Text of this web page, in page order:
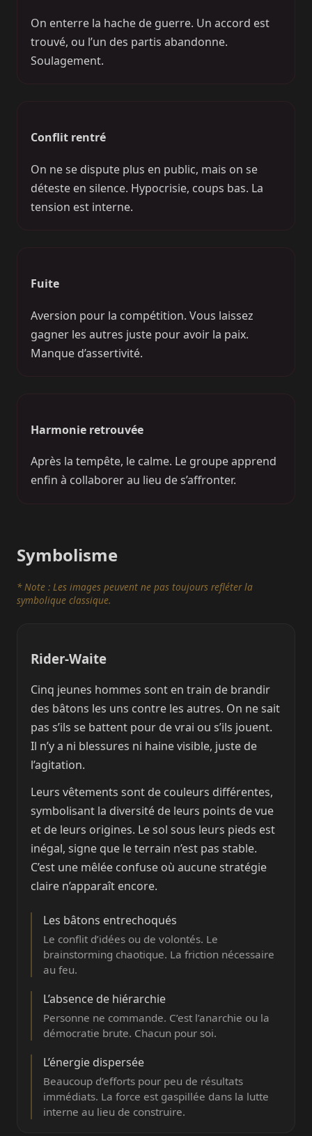
On enterre la hache de guerre. Un accord est
trouvé, ou l’un des partis abandonne.
Soulagement.
Conflit rentré
On ne se dispute plus en public, mais on se
déteste en silence. Hypocrisie, coups bas. La
tension est interne.
Fuite
Aversion pour la compétition. Vous laissez
gagner les autres juste pour avoir la paix.
Manque d’assertivité.
Harmonie retrouvée
Après la tempête, le calme. Le groupe apprend
enfin à collaborer au lieu de s’affronter.
Symbolisme
* Note : Les images peuvent ne pas toujours refléter la
symbolique classique.
Rider-Waite
Cinq jeunes hommes sont en train de brandir
des bâtons les uns contre les autres. On ne sait
pas s’ils se battent pour de vrai ou s’ils jouent.
Il n’y a ni blessures ni haine visible, juste de
l’agitation.
Leurs vêtements sont de couleurs différentes,
symbolisant la diversité de leurs points de vue
et de leurs origines. Le sol sous leurs pieds est
inégal, signe que le terrain n’est pas stable.
C’est une mêlée confuse où aucune stratégie
claire n’apparaît encore.
Les bâtons entrechoqués
Le conflit d’idées ou de volontés. Le
brainstorming chaotique. La friction nécessaire
au feu.
L’absence de hiérarchie
Personne ne commande. C’est l’anarchie ou la
démocratie brute. Chacun pour soi.
L’énergie dispersée
Beaucoup d’efforts pour peu de résultats
immédiats. La force est gaspillée dans la lutte
interne au lieu de construire.